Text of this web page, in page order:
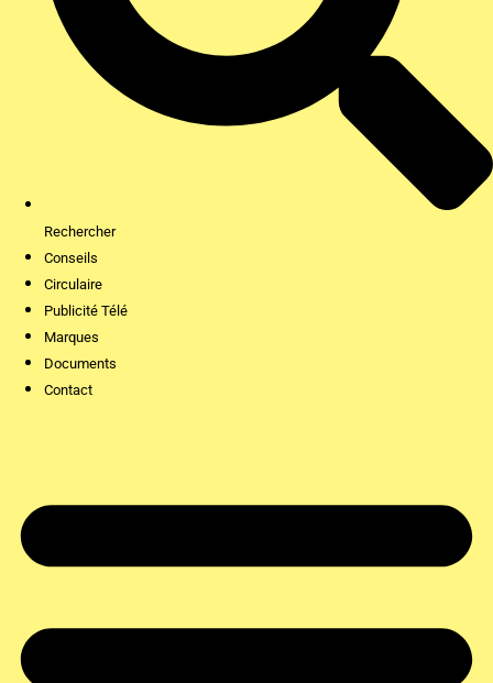
Rechercher
Conseils
Circulaire
Publicité Télé
Marques
Documents
Contact